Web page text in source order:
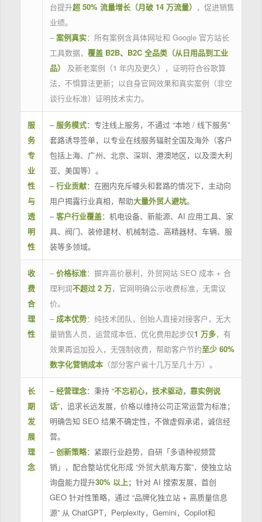
台提升超 50% 流量增长（月破 14 万流量） ，促进销售
业绩。
– 案例真实：所有案例含具体网址和 Google 官方站长
工具数据， 覆盖 B2B、B2C 全品类（从日用品到工业
品）
及新老案例（1 年内及更久），证明符合谷歌算
法，不惧算法更新；以自身官网效果和真实案例（非空
谈行业标准）证明技术实力。
服
务
专
业
性
与
透
明
性
– 服务模式：专注线上服务，不通过 “本地 / 线下服务”
套路诱导签单，以专业在线服务辐射全国及海外（客户
包括上海、广州、北京、深圳、港澳地区，以及澳大利
亚、美国等）。
–行业贡献：在圈内充斥噱头和套路的情况下，主动向
用户揭露行业真相，帮助大量外贸人避坑。
–客户行业覆盖：机电设备、新能源、AI 应用工具、家
具、阀门、装修建材、机械制造、高精器材、车辆、服
装等多领域。
收
费
合
理
性
– 价格标准：摒弃高价暴利，外贸网站 SEO 成本 + 合
理利润不超过 2 万，官网明确公示收费标准，无需议
价。
– 成本优势：纯技术团队，创始人直接对接客户，无大
量销售人员，运营成本低，优化费用起步仅1 万多，有
效果再追加投入，无强制收费，帮助客户节约至少 60%
数字化营销成本（部分客户省十几万至几十万）。
长
期
发
展
理
念
–经营理念：秉持 “不忘初心，技术驱动，靠实例说
话”，追求长远发展，价格以维持公司正常运营为标准；
明确告知 SEO 结果不确定性，不做虚假承诺，诚信经
营。
–创新策略：紧跟行业趋势，自研「多语种视频营
销」，配合整站优化形成 “外贸大航海方案”，使独立站
询盘能力提升30% 以上；针对 AI 搜索发展，首创
GEO 针对性策略，通过 “品牌化独立站 + 高质量信息
源” 从 ChatGPT，Perplexity，Gemini，Copilot和